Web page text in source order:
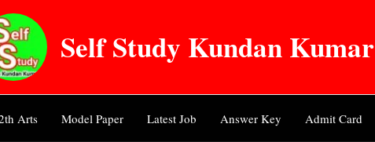
Self Study Kundan Kumar
Arts Model Paper Latest Job Answer Key Admit Card